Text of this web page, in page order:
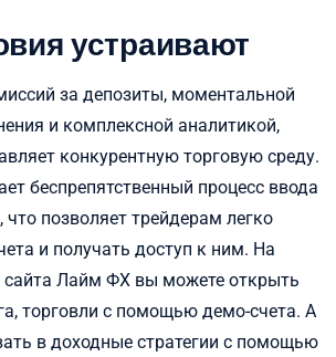
устраивают
за депозиты, моментальной
и комплексной аналитикой,
конкурентную торговую среду.
беспрепятственный процесс ввода
что позволяет трейдерам легко
и получать доступ к ним. На
сайта Лайм ФХ вы можете открыть
торговли с помощью демо-счета. А
в доходные стратегии с помощью